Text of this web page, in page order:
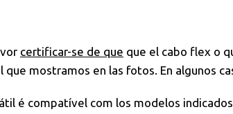
certificar-se de que que el cabo flex o
mostramos en las fotos. En algunos
é compatível com los modelos